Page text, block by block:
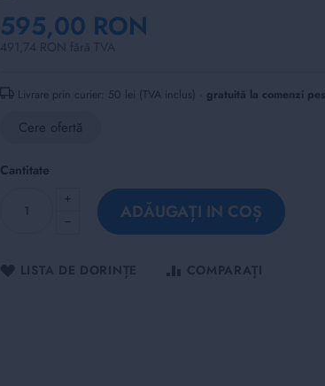
595,00 RON
Livrare prin curier: 50 lei (TVA inclus) · gratuită la comenzi
Cere ofertă
Cantitate
ADĂUGAȚI IN COȘ
LISTA DE DORINȚE COMPARAȚI